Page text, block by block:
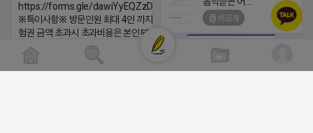
https://forms.gle/dawiYyEQZzDdqf8W8
※특이사항※ 방문인원 최대 4인 까지 가능 체
험권 금액 초과시 초과비용은 본인부담입니다.
2026-04-18 17:13
댓글:20개
2026-04-18 17:12
댓글:20개
비공개